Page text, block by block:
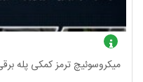
میکروسوئیچ ترمز کمکی پله